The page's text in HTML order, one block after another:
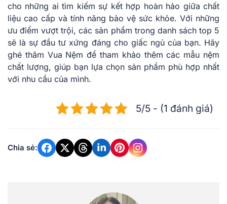
cho những ai tìm kiếm sự kết hợp hoàn hảo giữa chất
liệu cao cấp và tính năng bảo vệ sức khỏe. Với những
ưu điểm vượt trội, các sản phẩm trong danh sách top 5
sẽ là sự đầu tư xứng đáng cho giấc ngủ của bạn. Hãy
ghé thăm Vua Nệm để tham khảo thêm các mẫu nệm
chất lượng, giúp bạn lựa chọn sản phẩm phù hợp nhất
với nhu cầu của mình.
5/5 - (1 đánh giá)
Chia sẻ: